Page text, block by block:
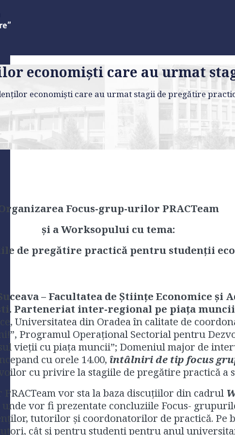
economişti care au urmat
economişti care au urmat stagii de pregătire
Organizarea Focus-grup-urilor PRACTeam
şi a Worksopului cu tema:
de pregătire practică pentru studenţii
– Facultatea de Ştiinţe Economice şi
Parteneriat inter-regional pe piaţa
Universitatea din Oradea în calitate de
Programul Operaţional Sectorial pentru
vieţii cu piaţa muncii”; Domeniul major de
cu orele 14.00, întâlniri de tip focus
cu privire la stagiile de pregătire practică a
vor sta la baza discuţiilor din cadrul
, unde vor fi prezentate concluziile Focus-
tutorilor şi coordonatorilor de practică. Pe
cât şi pentru studenţi pentru anul